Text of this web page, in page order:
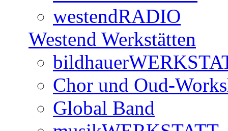
westendRADIO
Westend Werkstätten
Chor und Oud-
Global Band